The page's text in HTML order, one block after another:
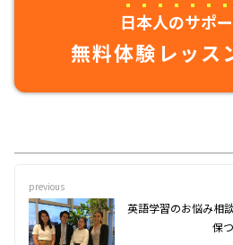
日本人のサポ
無料体験レッス
previous
英語学習のお悩み相
保